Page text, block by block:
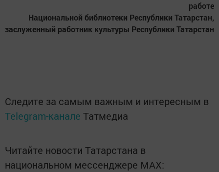
работе
Национальной библиотеки Республики Татарстан,
заслуженный работник культуры Республики Татарстан
Следите за самым важным и интересным в
Telegram-канале Татмедиа
Читайте новости Татарстана в
национальном мессенджере MАХ: